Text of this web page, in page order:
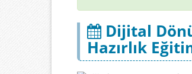
Dijital
Hazırlık